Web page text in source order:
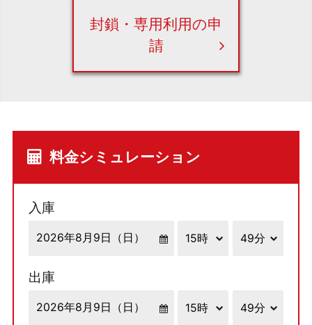
封鎖・専用利用の申
請
料金シミュレーション
入庫
出庫